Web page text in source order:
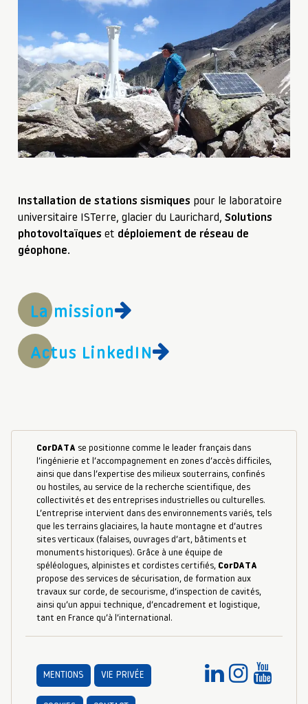
Installation de stations sismiques pour le laboratoire
universitaire ISTerre, glacier du Laurichard, Solutions
photovoltaïques et déploiement de réseau de
géophone.
La mission
Actus LinkedIN
CorDATA se positionne comme le leader français dans
l’ingénierie et l’accompagnement en zones d’accès difficiles,
ainsi que dans l’expertise des milieux souterrains, confinés
ou hostiles, au service de la recherche scientifique, des
collectivités et des entreprises industrielles ou culturelles.
L’entreprise intervient dans des environnements variés, tels
que les terrains glaciaires, la haute montagne et d’autres
sites verticaux (falaises, ouvrages d’art, bâtiments et
monuments historiques). Grâce à une équipe de
spéléologues, alpinistes et cordistes certifiés, CorDATA
propose des services de sécurisation, de formation aux
travaux sur corde, de secourisme, d’inspection de cavités,
ainsi qu’un appui technique, d’encadrement et logistique,
tant en France qu’à l’international.
MENTIONS VIE PRIVÉE